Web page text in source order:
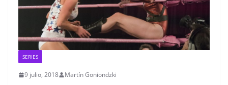
SERIES
9 julio, 2018 Martín Goniondzki